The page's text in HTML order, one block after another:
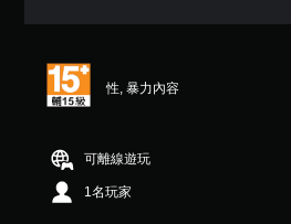
滿
分
星
）
，
性, 暴力內容
可離線遊玩
1名玩家